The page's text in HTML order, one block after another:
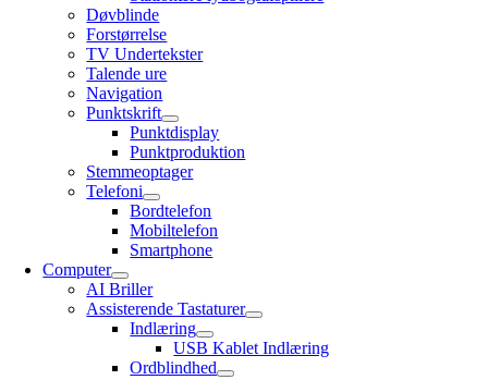
Døvblinde
Forstørrelse
TV Undertekster
Talende ure
Navigation
Punktskrift
Punktdisplay
Punktproduktion
Stemmeoptager
Telefoni
Bordtelefon
Mobiltelefon
Smartphone
Computer
AI Briller
Assisterende Tastaturer
Indlæring
USB Kablet Indlæring
Ordblindhed